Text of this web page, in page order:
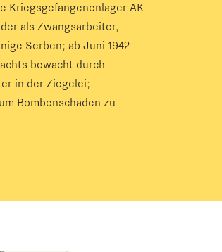
Kriegsgefangenenlager AK
als Zwangsarbeiter,
Serben; ab Juni 1942
bewacht durch
in der Ziegelei;
Bombenschäden zu